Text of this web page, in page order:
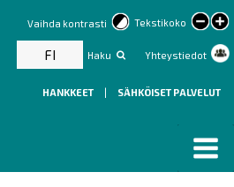
Tekstikoko
text
Vaihda kontrasti
Haku Yhteystiedot
FI
HANKKEET | SÄHKÖISET PALVELUT